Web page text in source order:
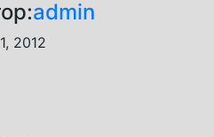
admin
2012